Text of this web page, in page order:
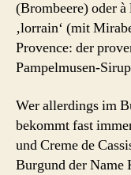
(Brombeere) oder
‚lorrain‘ (mit
Provence: der
Pampelmusen-
Wer allerdings im
bekommt fast
und Creme de
Burgund der Name